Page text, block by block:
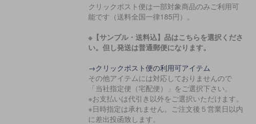
クリックポスト便は一部対象商品のみご利用可
能です（送料全国一律185円）。
※【サンプル・送料込】品はこちらを選択くださ
い。但し発送は普通郵便になります。
→クリックポスト便の利用可アイテム
その他アイテムには対応しておりませんので
「当社指定便（宅配便）」をご選択下さい。
※お支払いは代引き以外をご選択いただけます。
※日時指定は承れません。ご注文後５営業日以内
に差出投函致します。